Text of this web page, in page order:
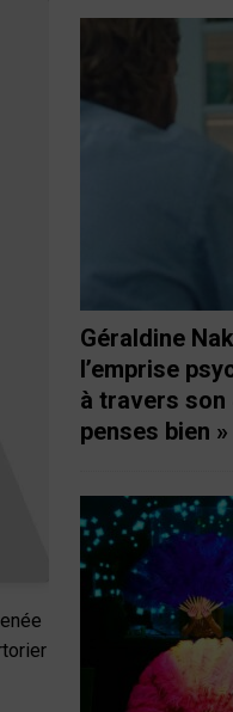
Géraldine
l’emprise
à travers son
penses bien »